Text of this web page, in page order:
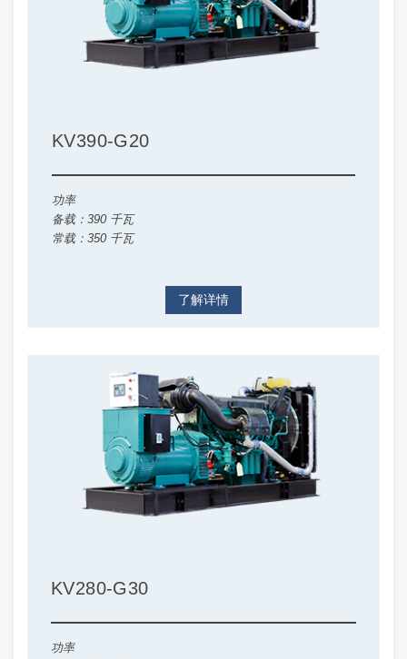
KV390-G20
功率
备载：390 千瓦
常载：350 千瓦
了解详情
KV280-G30
功率